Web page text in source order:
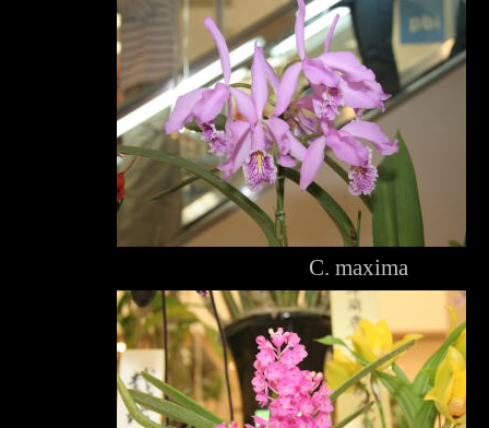
C. maxima